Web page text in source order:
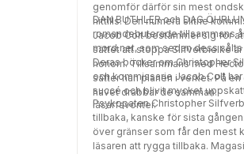
genomför därför sin mest
hittills. Den numera slitne
Jacob Colt bestämmer sig för
sättet att stoppa Silfverbielke
honom. Tillsammans med
sätter han planen i verket. På en
havet drabbar de samman.
DAN BUTHLER och DAG
romandebuterade tillsammans
mord.net, som sedan dess sålts
Deras böcker om Christopher
och kommissarie Jacob Colt
succé och blivit mycket
läsarfavoriter.
Psykopaten Christopher
tillbaka, kanske för sista
över gränser som får den mest
läsaren att rygga tillbaka.